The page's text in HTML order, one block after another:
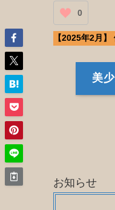
0
【2025年2月
美
お知らせ